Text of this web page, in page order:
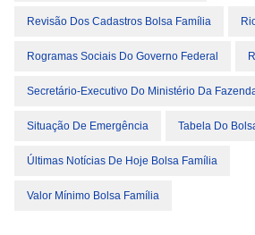
Revisão Dos Cadastros Bolsa Família
Rogramas Sociais Do Governo Federal
Secretário-Executivo Do Ministério Da
Situação De Emergência Tabela Do
Últimas Notícias De Hoje Bolsa Família
Valor Mínimo Bolsa Família